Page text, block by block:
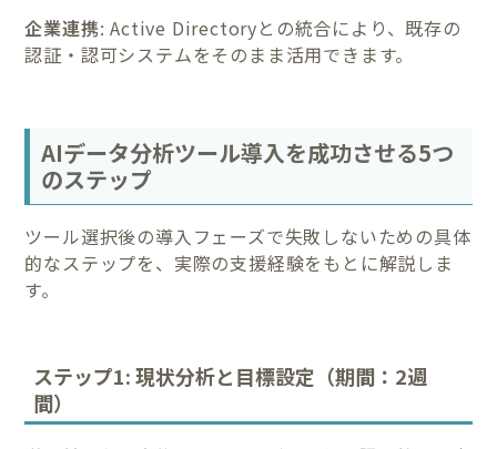
企業連携: Active Directoryとの統合により、既存の
認証・認可システムをそのまま活用できます。
AIデータ分析ツール導入を成功させる5つ
のステップ
ツール選択後の導入フェーズで失敗しないための具体
的なステップを、実際の支援経験をもとに解説しま
す。
ステップ1: 現状分析と目標設定（期間：2週
間）